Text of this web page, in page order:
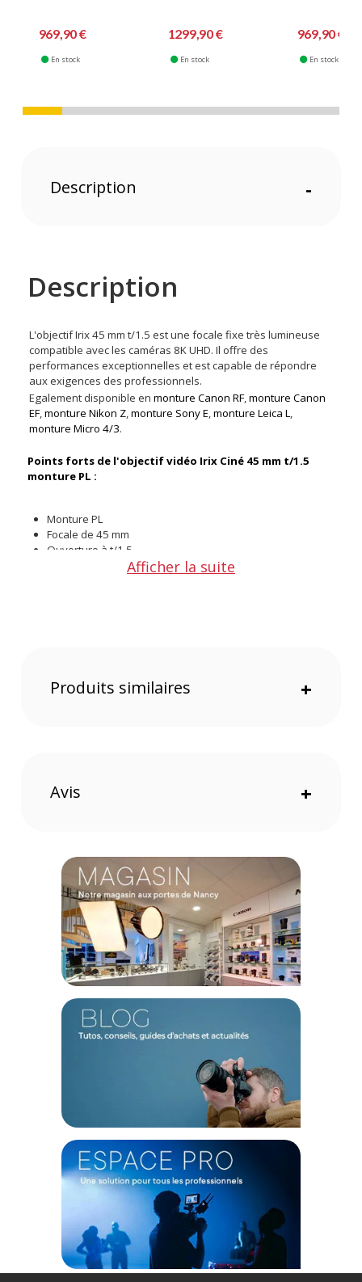
969,90 €
En stock
1299,90 €
En stock
969,90 €
En stock
Description -
Description
L'objectif Irix 45 mm t/1.5 est une focale fixe très lumineuse
compatible avec les caméras 8K UHD. Il offre des
performances exceptionnelles et est capable de répondre
aux exigences des professionnels.
Egalement disponible enmonture Canon RF,monture Canon
EF,monture Nikon Z,monture Sony E,monture Leica L,
monture Micro 4/3.
Points forts de l'objectif vidéo Irix Ciné 45 mm t/1.5
monture PL :
Monture PL
Focale de 45 mm
Ouverture à t/1.5
Diaphragme à 9 lamelles
asphérique et quatre éléments à indices de réfraction
élevés. Cette composition permet de lutter contre les
différentes formes d'aberration. La distorsion est inférieure à
Objectif ultra lumineux et bokeh artistique
L'objectif a une ouverture maximale àt/1.5. Cela vous
permettra de travailler dans des conditions de faible
luminosité et avec de très faibles profondeurs de champ. Le
diaphragme se compose de9 lamelles. Vous obtenez ainsi
un bokeh délicat.
L'objectif reprend le design de la gamme Irix Cine pour le
positionnement des bagues. Si vous disposez déjà d'un
objectif de la gamme, vous n'aurez aucun mal à le prendre
en main. Les bagues sont parfaitement intégrées à l'objectif
afin d'améliorer le maniement. L'objectif est équipé d'une
monture magnétique pour l'installation du pare-soleil
réversible.
Une conception robuste
Les inscriptions sont gravées au laser. Elles sont aussi
couvertes d'une peinture UV, ce qui les rends visibles en
conditions de faible luminosité. L'objectif est conçu en
d'aluminium
. Il peut résister aux conditions de température
extrêmes. Desjoints en caoutchoucsont placés sur les
Afficher la suite
Produits similaires +
Avis +